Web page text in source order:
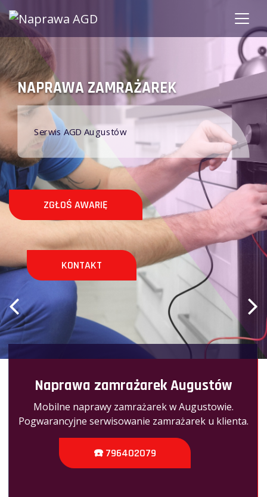
NAPRAWA ZAMRAŻAREK
Serwis AGD Augustów
ZGŁOŚ AWARIĘ
KONTAKT
Naprawa zamrażarek Augustów
Mobilne naprawy zamrażarek w Augustowie.
Pogwarancyjne serwisowanie zamrażarek u klienta.
☎️ 796402079